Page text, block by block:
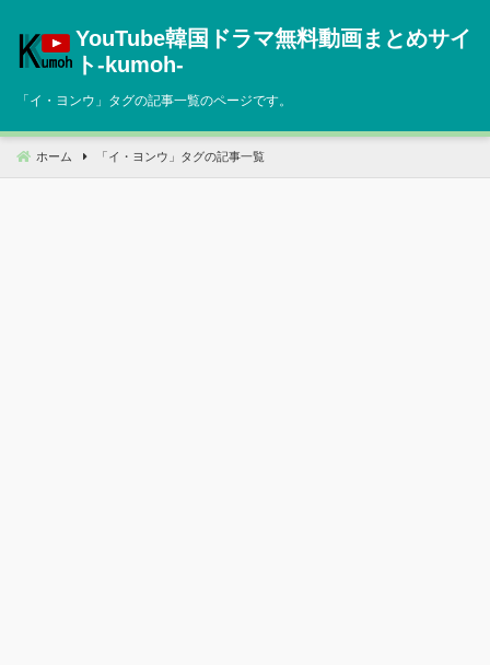
へ
動
YouTube韓国ドラマ無料動画まとめサイ
ト‐kumoh‐
「イ・ヨンウ 」タグの記事一覧のページです。
ホーム 「 イ・ヨンウ 」タグの記事一覧